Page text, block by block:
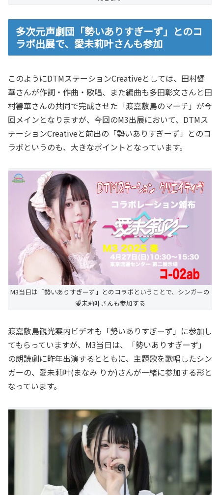
多次元声劇団「勢いありすぎーず」とのコ
ラボ出展で、愛未莉叶さんも参加
このようにDTMステーションCreativeとしては、田村響
華さんが作詞・作曲・歌唱、また編曲も多田彰文さんと田
村響華さんの共同で完成させた「渡嘉敷島のマーチ」が今
回メインとなりますが、今回のM3出展において、DTMス
テーションCreativeと前出の「勢いありすぎーず」とのコ
ラボというのも、大きなポイントとなっています。
M3当日は「勢いありすぎーず」とのコラボということで、シンガーの
愛未莉叶さんも参加する
渡嘉敷島観光案内ビデオも「勢いありすぎーず」に参加し
てもらっていますが、M3当日は、「勢いありすぎーず」
の朗読劇に昨年出演するとともに、主題歌を歌唱したシン
ガーの、愛未莉叶(まなみ りか)さんが一緒に参加する形と
なっています。